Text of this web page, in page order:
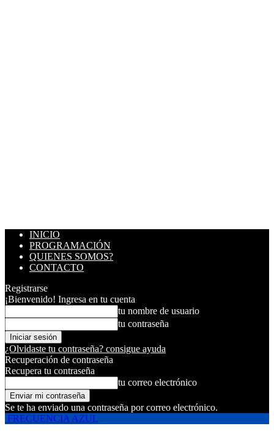
INICIO
PROGRAMACIÓN
QUIENES SOMOS?
CONTACTO
Registrarse
¡Bienvenido! Ingresa en tu cuenta
tu nombre de usuario
tu contraseña
¿Olvidaste tu contraseña? consigue ayuda
Recuperación de contraseña
Recupera tu contraseña
tu correo electrónico
Se te ha enviado una contraseña por correo electrónico.
FRECUENCIA AZUL